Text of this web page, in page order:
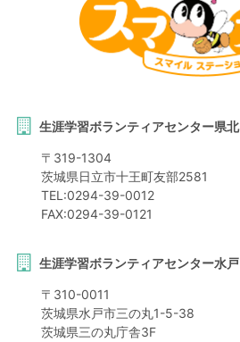
生涯学習ボランティアセンター県北
〒 319-1304
茨城県日立市十王町友部2581
TEL:0294-39-0012
FAX:0294-39-0121
生涯学習ボランティアセンター水戸
〒 310-0011
茨城県水戸市三の丸1-5-38
茨城県三の丸庁舎3F